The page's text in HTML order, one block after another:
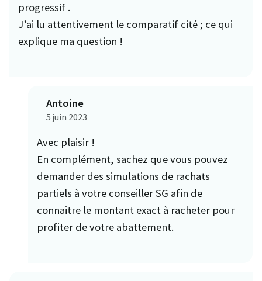
progressif .
J’ai lu attentivement le comparatif cité ; ce qui
explique ma question !
Antoine
5 juin 2023
Avec plaisir !
En complément, sachez que vous pouvez
demander des simulations de rachats
partiels à votre conseiller SG afin de
connaitre le montant exact à racheter pour
profiter de votre abattement.